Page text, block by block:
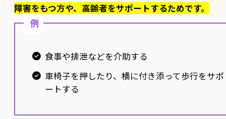
障害をもつ方や、高齢者をサポートするためです。
例
食事や排泄などを介助する
車椅子を押したり、横に付き添って歩行をサポ
ートする